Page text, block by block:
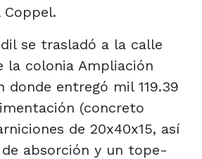
se trasladó a la calle
la colonia Ampliación
donde entregó mil 119.39
(concreto
de 20x40x15, así
absorción y un tope-